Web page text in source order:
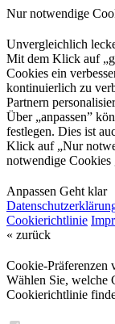
Nur notwendige
Unvergleichlich
Mit dem Klick auf
Cookies ein
kontinuierlich zu
Partnern
Über „anpassen”
festlegen. Dies ist
Klick auf „Nur
notwendige Cookies
Anpassen Geht klar
Cookierichtlinie
« zurück
Cookie-Präferenzen
Wählen Sie, welche
Cookierichtlinie